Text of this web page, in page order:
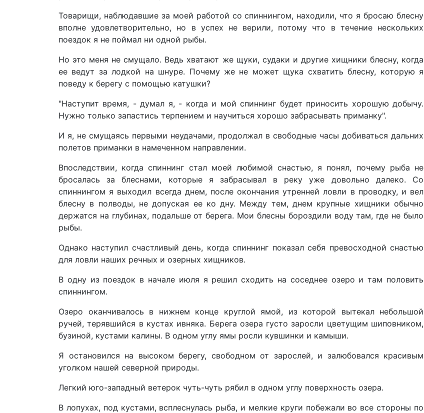
Товарищи, наблюдавшие за моей работой со спиннингом, находили, что я бросаю блесну
вполне удовлетворительно, но в успех не верили, потому что в течение нескольких
поездок я не поймал ни одной рыбы.
Но это меня не смущало. Ведь хватают же щуки, судаки и другие хищники блесну, когда
ее ведут за лодкой на шнуре. Почему же не может щука схватить блесну, которую я
поведу к берегу с помощью катушки?
"Наступит время, - думал я, - когда и мой спиннинг будет приносить хорошую добычу.
Нужно только запастись терпением и научиться хорошо забрасывать приманку".
И я, не смущаясь первыми неудачами, продолжал в свободные часы добиваться дальних
полетов приманки в намеченном направлении.
Впоследствии, когда спиннинг стал моей любимой снастью, я понял, почему рыба не
бросалась за блеснами, которые я забрасывал в реку уже довольно далеко. Со
спиннингом я выходил всегда днем, после окончания утренней ловли в проводку, и вел
блесну в полводы, не допуская ее ко дну. Между тем, днем крупные хищники обычно
держатся на глубинах, подальше от берега. Мои блесны бороздили воду там, где не было
рыбы.
Однако наступил счастливый день, когда спиннинг показал себя превосходной снастью
для ловли наших речных и озерных хищников.
В одну из поездок в начале июля я решил сходить на соседнее озеро и там половить
спиннингом.
Озеро оканчивалось в нижнем конце круглой ямой, из которой вытекал небольшой
ручей, терявшийся в кустах ивняка. Берега озера густо заросли цветущим шиповником,
бузиной, кустами калины. В одном углу ямы росли кувшинки и камыши.
Я остановился на высоком берегу, свободном от зарослей, и залюбовался красивым
уголком нашей северной природы.
Легкий юго-западный ветерок чуть-чуть рябил в одном углу поверхность озера.
В лопухах, под кустами, всплеснулась рыба, и мелкие круги побежали во все стороны по